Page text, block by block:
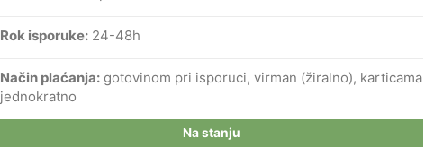
Rok isporuke: 24-48h
Način plaćanja: gotovinom pri isporuci, virman (žiralno), karticama
jednokratno
Na stanju